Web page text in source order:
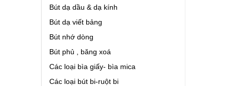
Bút dạ dầu & dạ kính
Bút dạ viết bảng
Bút nhớ dòng
Bút phủ , băng xoá
Các loại bìa giấy- bìa mica
Các loại bút bi-ruột bi